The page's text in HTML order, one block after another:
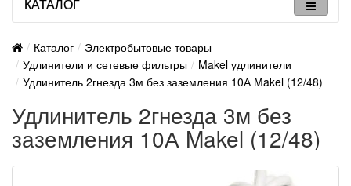
КАТАЛОГ
Каталог
Электробытовые товары
Удлинители и сетевые фильтры
Makel удлинители
Удлинитель 2гнезда 3м без заземления 10А Makel (12/48)
Удлинитель 2гнезда 3м без
заземления 10А Makel (12/48)